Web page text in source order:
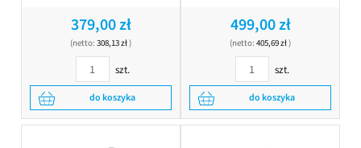
379,00 zł
(netto: 308,13 zł)
szt.
do koszyka
499,00 zł
(netto: 405,69 zł)
szt.
do koszyka